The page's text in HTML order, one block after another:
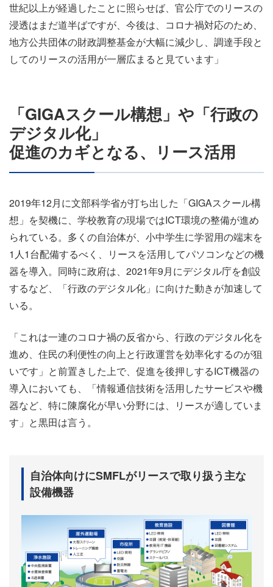
世紀以上が経過したことに照らせば、官公庁でのリースの
浸透はまだ道半ばですが、今後は、コロナ禍対応のため、
地方公共団体の財政調整基金が大幅に減少し、調達手段と
してのリースの活用が一層広まると見ています」
「GIGAスクール構想」や「行政の
デジタル化」
促進のカギとなる、リース活用
2019年12月に文部科学省が打ち出した「GIGAスクール構
想」を契機に、学校教育の現場ではICT環境の整備が進め
られている。多くの自治体が、小中学生に学習用の端末を
1人1台配備するべく、リースを活用してパソコンなどの機
器を導入。同時に政府は、2021年9月にデジタル庁を創設
するなど、「行政のデジタル化」に向けた動きが加速して
いる。
「これは一連のコロナ禍の反省から、行政のデジタル化を
進め、住民の利便性の向上と行政運営を効率化するのが狙
いです」と前置きした上で、促進を後押しするICT機器の
導入においても、「情報通信技術を活用したサービスや機
器など、特に陳腐化が早い分野には、リースが適していま
す」と黒田は言う。
自治体向けにSMFLがリースで取り扱う主な
設備機器